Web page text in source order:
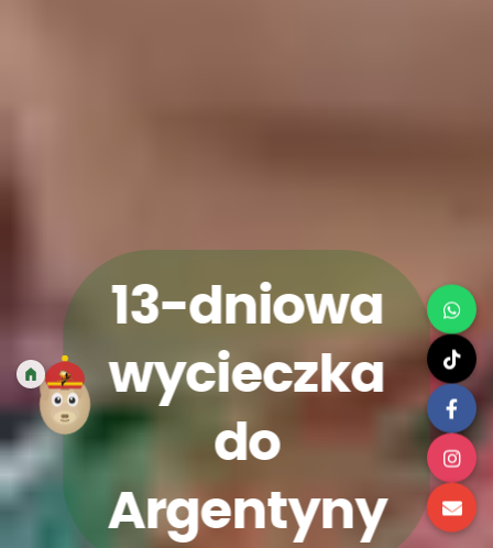
13-dniowa
wycieczka
do
Argentyny